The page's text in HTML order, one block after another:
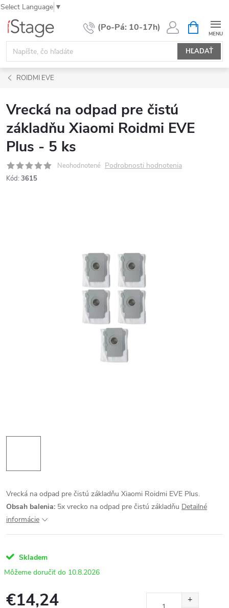
Select Language ▼
Prejsť
obsah
HĽADAŤ
KOŠÍK
ROIDMI EVE
Vrecká na odpad pre čistú
základňu Xiaomi Roidmi EVE
Plus - 5 ks
Neohodnotené Podrobnosti hodnotenia
Kód: 3615
Vrecká na odpad pre čistú základňu Xiaomi Roidmi EVE Plus.
Obsah balenia: 5x vrecko na odpad pre čistú základňu Detailné
informácie
Skladem
10.8.2026
€14,24